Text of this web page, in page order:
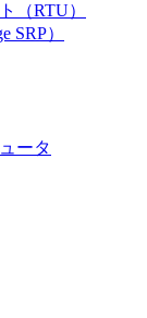
（RTU）
SRP）
ータ